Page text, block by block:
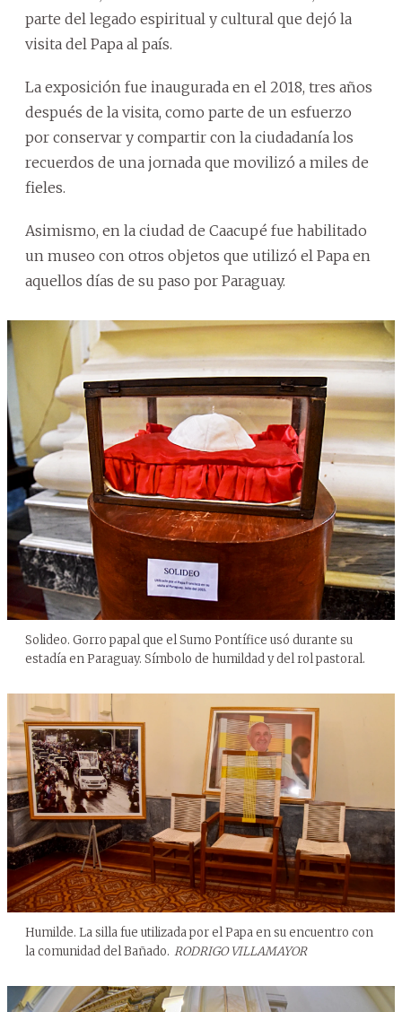
parte del legado espiritual y cultural que dejó la
visita del Papa al país.
La exposición fue inaugurada en el 2018, tres años
después de la visita, como parte de un esfuerzo
por conservar y compartir con la ciudadanía los
recuerdos de una jornada que movilizó a miles de
fieles.
Asimismo, en la ciudad de Caacupé fue habilitado
un museo con otros objetos que utilizó el Papa en
aquellos días de su paso por Paraguay.
Solideo. Gorro papal que el Sumo Pontífice usó durante su
estadía en Paraguay. Símbolo de humildad y del rol pastoral.
Humilde. La silla fue utilizada por el Papa en su encuentro con
la comunidad del Bañado. RODRIGO VILLAMAYOR